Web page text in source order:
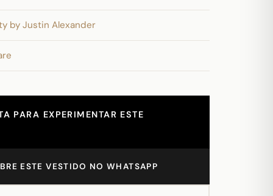
by Justin Alexander
PARA EXPERIMENTAR ESTE
ESTE VESTIDO NO WHATSAPP